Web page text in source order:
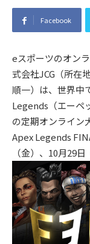
Facebook
eスポーツのオン
式会社JCG（所在
順一）は、世界中
Legends（エーペ
の定期オンライン
Apex Legends
（金）、10月29